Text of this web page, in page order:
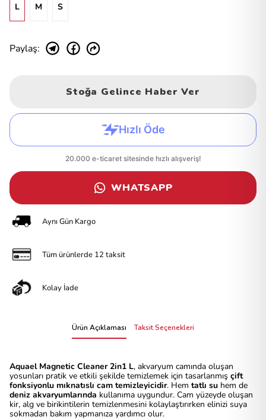
L M S
Paylaş:
Stoğa Gelince Haber Ver
WHATSAPP
Aynı Gün Kargo
Tüm ürünlerde 12 taksit
Kolay İade
Ürün Açıklaması Taksit Seçenekleri
Aquael Magnetic Cleaner 2in1 L, akvaryum camında oluşan
yosunları pratik ve etkili şekilde temizlemek için tasarlanmış çift
fonksiyonlu mıknatıslı cam temizleyicidir. Hem tatlı su hem de
deniz akvaryumlarında kullanıma uygundur. Cam yüzeyde oluşan
kir, alg ve birikintilerin temizlenmesini kolaylaştırırken elinizi suya
sokmadan bakım yapmanıza yardımcı olur.